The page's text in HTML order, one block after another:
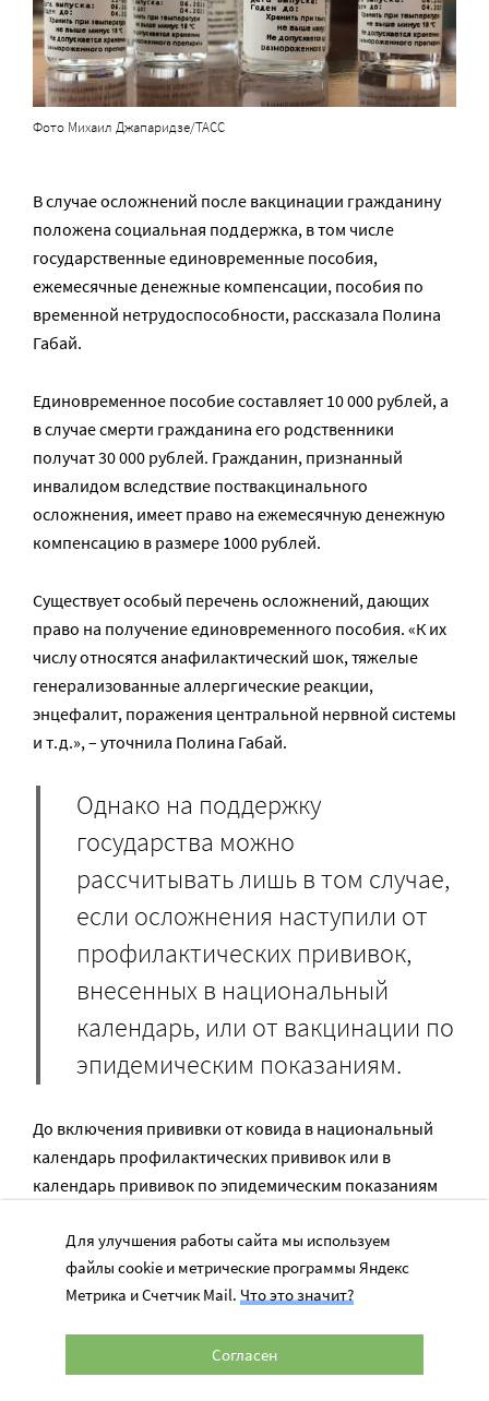
Фото Михаил Джапаридзе/ТАСС
В случае осложнений после вакцинации гражданину
положена социальная поддержка, в том числе
государственные единовременные пособия,
ежемесячные денежные компенсации, пособия по
временной нетрудоспособности, рассказала Полина
Габай.
Единовременное пособие составляет 10 000 рублей, а
в случае смерти гражданина его родственники
получат 30 000 рублей. Гражданин, признанный
инвалидом вследствие поствакцинального
осложнения, имеет право на ежемесячную денежную
компенсацию в размере 1000 рублей.
Существует особый перечень осложнений, дающих
право на получение единовременного пособия. «К их
числу относятся анафилактический шок, тяжелые
генерализованные аллергические реакции,
энцефалит, поражения центральной нервной системы
и т.д.», – уточнила Полина Габай.
Однако на поддержку
государства можно
рассчитывать лишь в том случае,
если осложнения наступили от
профилактических прививок,
внесенных в национальный
календарь, или от вакцинации по
эпидемическим показаниям.
До включения прививки от ковида в национальный
календарь профилактических прививок или в
календарь прививок по эпидемическим показаниям
государственные единовременные пособия за
осложнения после нее выплачиваться не будут,
считает Полина Габай.
Впрочем, за вызванные вакцинацией осложнения
Для улучшения работы сайта мы используем
файлы cookie и метрические программы Яндекс
Метрика и Счетчик Mail. Что это значит?
Согласен